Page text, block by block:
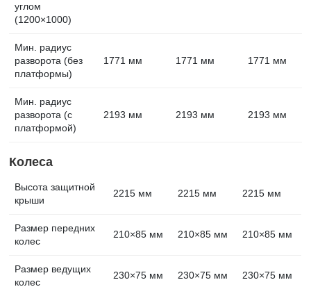
углом
(1200×1000)
Мин. радиус
разворота (без
платформы)
1771 мм 1771 мм 1771 мм
Мин. радиус
разворота (с
платформой)
2193 мм 2193 мм 2193 мм
Колеса
Высота защитной
крыши
2215 мм 2215 мм 2215 мм
Размер передних
колес
210×85 мм 210×85 мм 210×85 мм
Размер ведущих
колес
230×75 мм 230×75 мм 230×75 мм